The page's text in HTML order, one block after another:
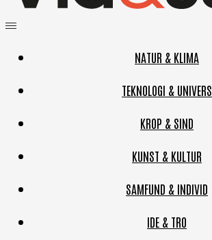
NATUR & KLIMA
TEKNOLOGI & UNIVERS
KROP & SIND
KUNST & KULTUR
SAMFUND & INDIVID
IDE & TRO